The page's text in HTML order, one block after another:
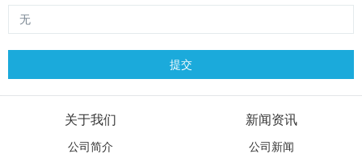
关于我们
公司简介
新闻资讯
公司新闻